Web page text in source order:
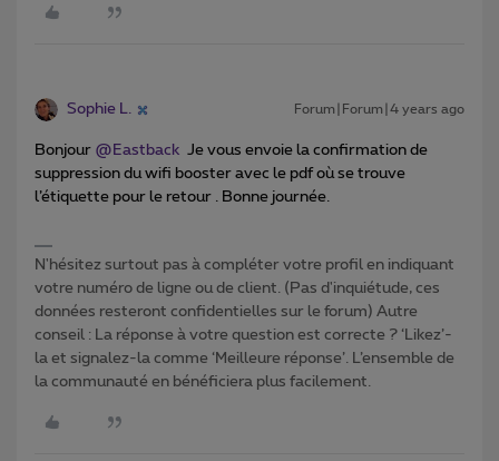
Sophie L. Forum|Forum|4 years ago
Bonjour @Eastback Je vous envoie la confirmation de
suppression du wifi booster avec le pdf où se trouve
l’étiquette pour le retour . Bonne journée.
N'hésitez surtout pas à compléter votre profil en indiquant
votre numéro de ligne ou de client. (Pas d'inquiétude, ces
données resteront confidentielles sur le forum) Autre
conseil : La réponse à votre question est correcte ? ‘Likez’-
la et signalez-la comme ‘Meilleure réponse’. L’ensemble de
la communauté en bénéficiera plus facilement.